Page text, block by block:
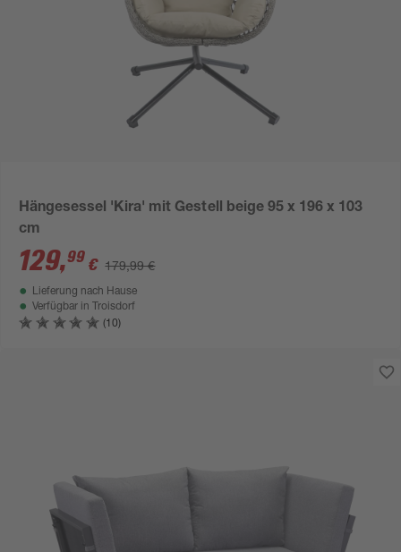
Hängesessel 'Kira' mit Gestell beige 95 x 196 x 103
cm
129,99 € 179,99 €
Lieferung nach Hause
Verfügbar in
Troisdorf
(10)